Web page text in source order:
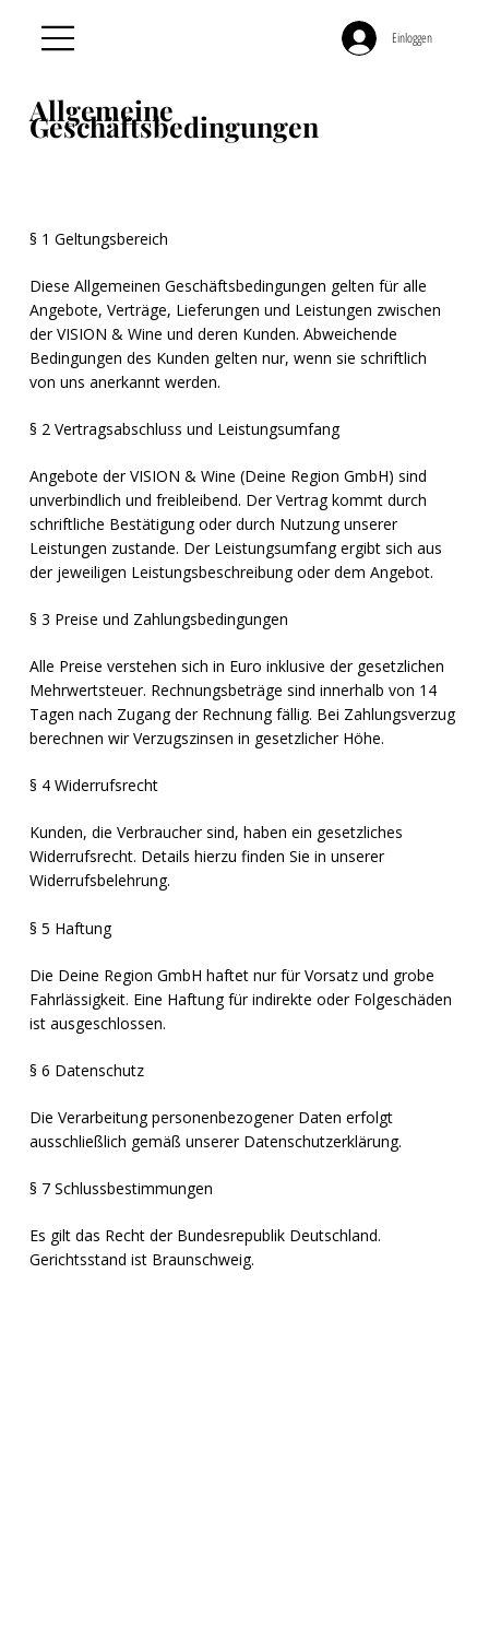
Einloggen
Allgemeine
Geschäftsbedingungen
§ 1 Geltungsbereich
Diese Allgemeinen Geschäftsbedingungen gelten für alle
Angebote, Verträge, Lieferungen und Leistungen zwischen
der VISION & Wine und deren Kunden. Abweichende
Bedingungen des Kunden gelten nur, wenn sie schriftlich
von uns anerkannt werden.
§ 2 Vertragsabschluss und Leistungsumfang
Angebote der VISION & Wine (Deine Region GmbH) sind
unverbindlich und freibleibend. Der Vertrag kommt durch
schriftliche Bestätigung oder durch Nutzung unserer
Leistungen zustande. Der Leistungsumfang ergibt sich aus
der jeweiligen Leistungsbeschreibung oder dem Angebot.
§ 3 Preise und Zahlungsbedingungen
Alle Preise verstehen sich in Euro inklusive der gesetzlichen
Mehrwertsteuer. Rechnungsbeträge sind innerhalb von 14
Tagen nach Zugang der Rechnung fällig. Bei Zahlungsverzug
berechnen wir Verzugszinsen in gesetzlicher Höhe.
§ 4 Widerrufsrecht
Kunden, die Verbraucher sind, haben ein gesetzliches
Widerrufsrecht. Details hierzu finden Sie in unserer
Widerrufsbelehrung.
§ 5 Haftung
Die Deine Region GmbH haftet nur für Vorsatz und grobe
Fahrlässigkeit. Eine Haftung für indirekte oder Folgeschäden
ist ausgeschlossen.
§ 6 Datenschutz
Die Verarbeitung personenbezogener Daten erfolgt
ausschließlich gemäß unserer Datenschutzerklärung.
§ 7 Schlussbestimmungen
Es gilt das Recht der Bundesrepublik Deutschland.
Gerichtsstand ist Braunschweig.